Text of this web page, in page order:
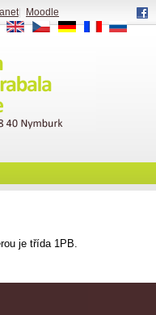
je třída 1PB.
|
Moodle
EN
CS DE FR RU